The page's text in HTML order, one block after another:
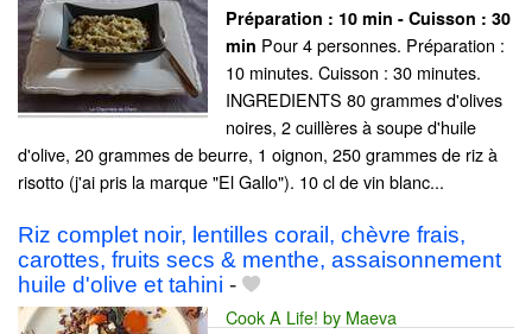
Préparation : 10 min - Cuisson : 30
min Pour 4 personnes. Préparation :
10 minutes. Cuisson : 30 minutes.
INGREDIENTS 80 grammes d'olives
noires, 2 cuillères à soupe d'huile
d'olive, 20 grammes de beurre, 1 oignon, 250 grammes de riz à
risotto (j'ai pris la marque "El Gallo"). 10 cl de vin blanc...
Riz complet noir, lentilles corail, chèvre frais,
carottes, fruits secs & menthe, assaisonnement
huile d'olive et tahini -
Cook A Life! by Maeva